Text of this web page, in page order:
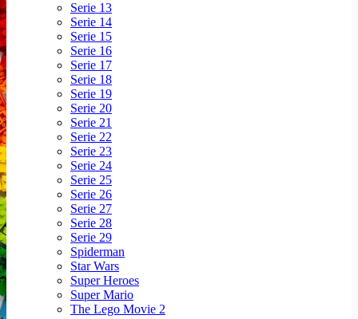
Serie 13
Serie 14
Serie 15
Serie 16
Serie 17
Serie 18
Serie 19
Serie 20
Serie 21
Serie 22
Serie 23
Serie 24
Serie 25
Serie 26
Serie 27
Serie 28
Serie 29
Spiderman
Star Wars
Super Heroes
Super Mario
The Lego Movie 2